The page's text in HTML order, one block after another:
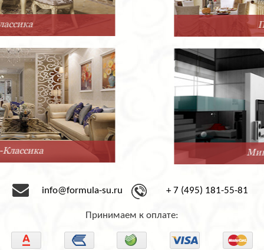
info@formula-su.ru + 7 (495) 181-55-81
Принимаем к оплате: